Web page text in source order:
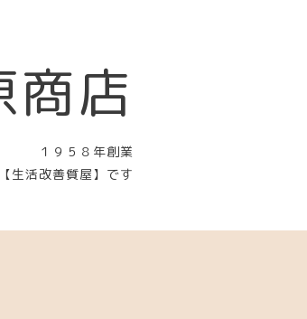
商店
１９５８年創業
生活改善質屋】です